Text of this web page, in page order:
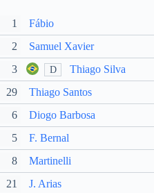
1 Fábio
2 Samuel Xavier
3 D Thiago Silva
29 Thiago Santos
6 Diogo Barbosa
5 F. Bernal
8 Martinelli
21 J. Arias